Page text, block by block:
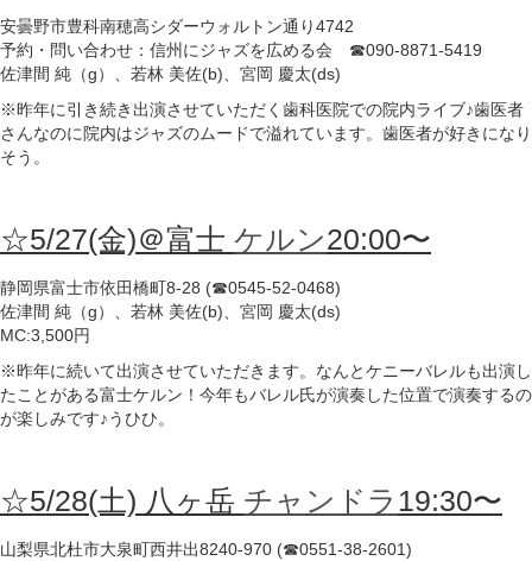
安曇野市豊科南穂高シダーウォルトン通り4742
予約・問い合わせ：信州にジャズを広める会 ☎090-8871-5419
佐津間 純（g）、若林 美佐(b)、宮岡 慶太(ds)
※昨年に引き続き出演させていただく歯科医院での院内ライブ♪歯医者
さんなのに院内はジャズのムードで溢れています。歯医者が好きになり
そう。
☆5/27(金)＠富士 ケルン20:00〜
静岡県富士市依田橋町8-28 (☎0545-52-0468)
佐津間 純（g）、若林 美佐(b)、宮岡 慶太(ds)
MC:3,500円
※昨年に続いて出演させていただきます。なんとケニーバレルも出演し
たことがある富士ケルン！今年もバレル氏が演奏した位置で演奏するの
が楽しみです♪うひひ。
☆5/28(土) 八ヶ岳 チャンドラ 19:30〜
山梨県北杜市大泉町西井出8240-970 (☎0551-38-2601)